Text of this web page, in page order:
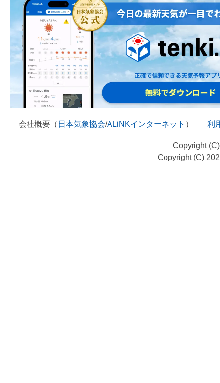
会社概要（ 日本気象協会/ALiNKインターネット ） 利
Copyright
Copyright (C)